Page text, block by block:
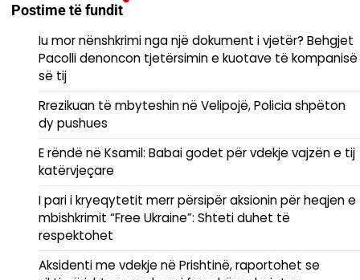
Postime të fundit
Iu mor nënshkrimi nga një dokument i vjetër? Behgjet
Pacolli denoncon tjetërsimin e kuotave të kompanisë
së tij
Rrezikuan të mbyteshin në Velipojë, Policia shpëton
dy pushues
E rëndë në Ksamil: Babai godet për vdekje vajzën e tij
katërvjeçare
I pari i kryeqytetit merr përsipër aksionin për heqjen e
mbishkrimit “Free Ukraine”: Shteti duhet të
respektohet
Aksidenti me vdekje në Prishtinë, raportohet se